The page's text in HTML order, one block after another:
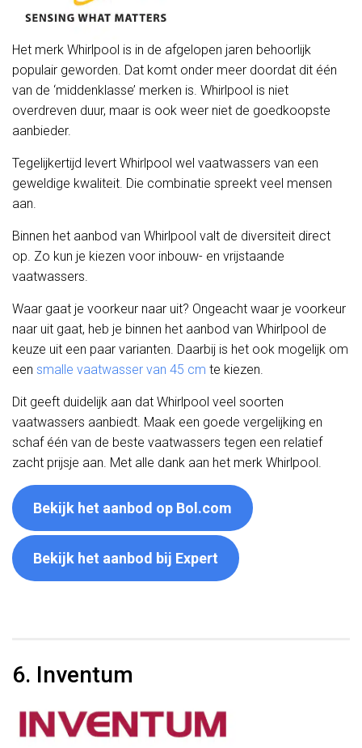
Het merk Whirlpool is in de afgelopen jaren behoorlijk
populair geworden. Dat komt onder meer doordat dit één
van de ‘middenklasse’ merken is. Whirlpool is niet
overdreven duur, maar is ook weer niet de goedkoopste
aanbieder.
Tegelijkertijd levert Whirlpool wel vaatwassers van een
geweldige kwaliteit. Die combinatie spreekt veel mensen
aan.
Binnen het aanbod van Whirlpool valt de diversiteit direct
op. Zo kun je kiezen voor inbouw- en vrijstaande
vaatwassers.
Waar gaat je voorkeur naar uit? Ongeacht waar je voorkeur
naar uit gaat, heb je binnen het aanbod van Whirlpool de
keuze uit een paar varianten. Daarbij is het ook mogelijk om
een smalle vaatwasser van 45 cm te kiezen.
Dit geeft duidelijk aan dat Whirlpool veel soorten
vaatwassers aanbiedt. Maak een goede vergelijking en
schaf één van de beste vaatwassers tegen een relatief
zacht prijsje aan. Met alle dank aan het merk Whirlpool.
Bekijk het aanbod op Bol.com
Bekijk het aanbod bij Expert
6. Inventum